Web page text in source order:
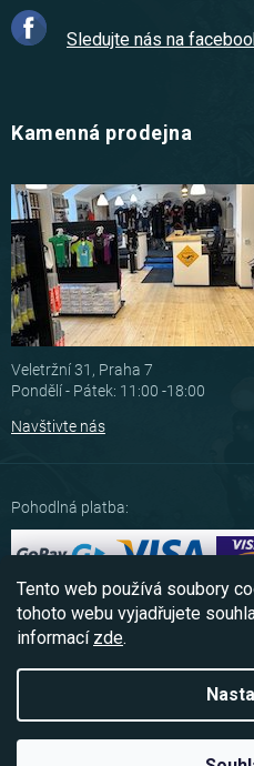
Tento web používá soubory
tohoto webu vyjadřujete
informací zde.
Sledujte nás na
Kamenná prodejna
Veletržní 31, Praha 7
Pondělí - Pátek: 11:00 -18:00
Navštivte nás
Pohodlná platba:
Možnosti dopravy: